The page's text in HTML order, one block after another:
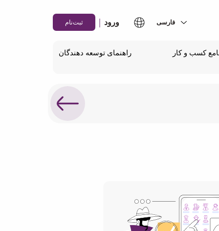
ورود | ثبت‌نام
کسب و کار راهنمای توسعه دهندگان